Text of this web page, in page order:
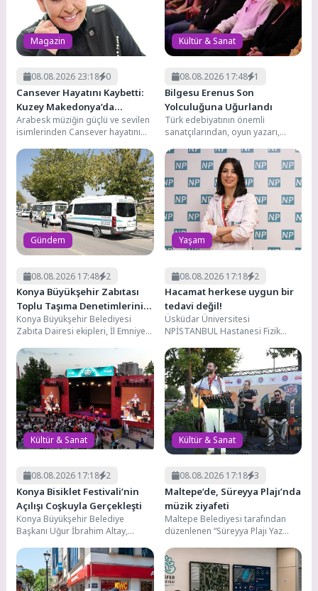
Nilüfer’de Kent Rehberi ve İmar Durumu Sorgulama
yenilendi
Magazin
08.08.2026 23:18 0
Cansever Hayatını Kaybetti:
Kuzey Makedonya’da
Toprağa Verilecek
Arabesk müziğin güçlü ve sevilen
isimlerinden Cansever hayatını
çalışmalarını yürüten Warble
Medya,...
Kültür & Sanat
08.08.2026 17:48 1
Bilgesu Erenus Son
Yolculuğuna Uğurlandı
Türk edebiyatının önemli
sanatçılarından, oyun yazarı,
Bilgesu Erenus, Harbiye Muhsin
Ertuğrul...
Gündem
08.08.2026 17:48 2
Konya Büyükşehir Zabıtası
Toplu Taşıma Denetimlerini
Sürdürüyor
Konya Büyükşehir Belediyesi
Zabıta Dairesi ekipleri, İl Emniyet
toplu ulaşımda...
Yaşam
08.08.2026 17:18 2
Hacamat herkese uygun bir
tedavi değil!
Üsküdar Üniversitesi
NPİSTANBUL Hastanesi Fizik
Dr. Asiye Gülsüm Kakı, hacamatın
hangi...
Kültür & Sanat
08.08.2026 17:18 2
Konya Bisiklet Festivali’nin
Açılışı Coşkuyla Gerçekleşti
Konya Büyükşehir Belediye
Başkanı Uğur İbrahim Altay,
düzenlenen Konya Bisiklet
Festivali’nin açılış...
Kültür & Sanat
08.08.2026 17:18 3
Maltepe’de, Süreyya Plajı’nda
müzik ziyafeti
Maltepe Belediyesi tarafından
düzenlenen “Süreyya Plajı Yaz
ve unutulmaz bir müzik...